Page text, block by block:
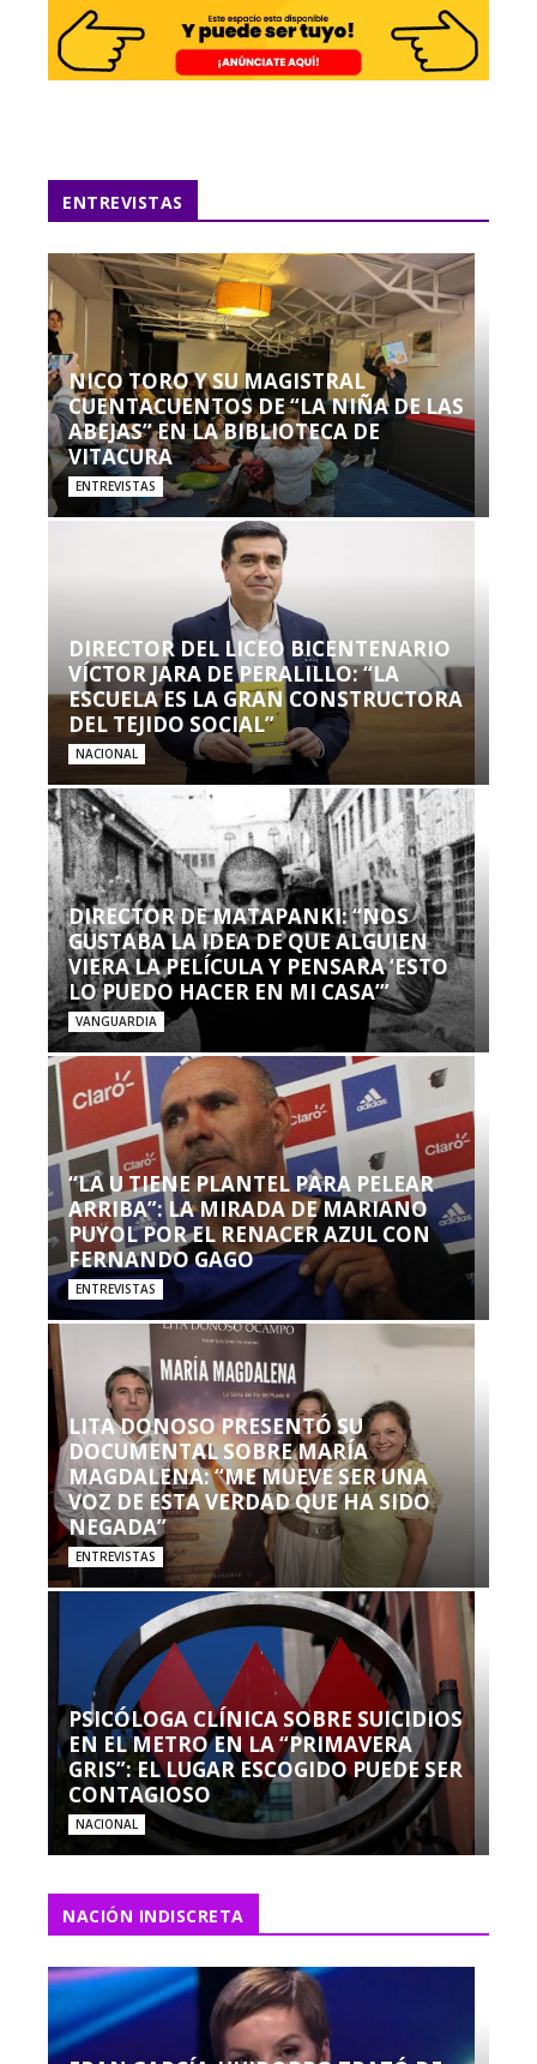
ENTREVISTAS
NICO TORO Y SU MAGISTRAL
CUENTACUENTOS DE “LA NIÑA DE LAS
ABEJAS” EN LA BIBLIOTECA DE
VITACURA
ENTREVISTAS
DIRECTOR DEL LICEO BICENTENARIO
VÍCTOR JARA DE PERALILLO: “LA
ESCUELA ES LA GRAN CONSTRUCTORA
DEL TEJIDO SOCIAL”
NACIONAL
DIRECTOR DE MATAPANKI: “NOS
GUSTABA LA IDEA DE QUE ALGUIEN
VIERA LA PELÍCULA Y PENSARA ‘ESTO
LO PUEDO HACER EN MI CASA’”
VANGUARDIA
“LA U TIENE PLANTEL PARA PELEAR
ARRIBA”: LA MIRADA DE MARIANO
PUYOL POR EL RENACER AZUL CON
FERNANDO GAGO
ENTREVISTAS
LITA DONOSO PRESENTÓ SU
DOCUMENTAL SOBRE MARÍA
MAGDALENA: “ME MUEVE SER UNA
VOZ DE ESTA VERDAD QUE HA SIDO
NEGADA”
ENTREVISTAS
PSICÓLOGA CLÍNICA SOBRE SUICIDIOS
EN EL METRO EN LA “PRIMAVERA
GRIS”: EL LUGAR ESCOGIDO PUEDE SER
CONTAGIOSO
NACIONAL
NACIÓN INDISCRETA